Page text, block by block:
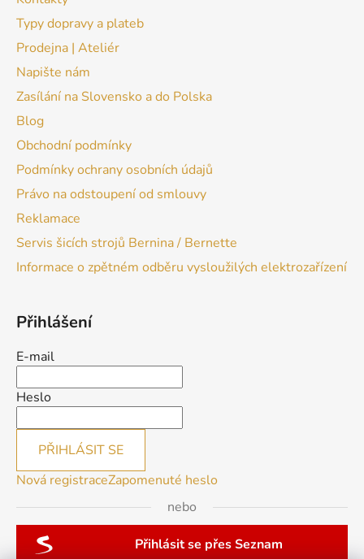
Typy dopravy a plateb
Prodejna | Ateliér
Napište nám
Zasílání na Slovensko a do Polska
Blog
Obchodní podmínky
Podmínky ochrany osobních údajů
Právo na odstoupení od smlouvy
Reklamace
Servis šicích strojů Bernina / Bernette
Informace o zpětném odběru vysloužilých elektrozařízení
Přihlášení
E-mail
Heslo
PŘIHLÁSIT SE
Nová registraceZapomenuté heslo
nebo
Přihlásit se přes Seznam